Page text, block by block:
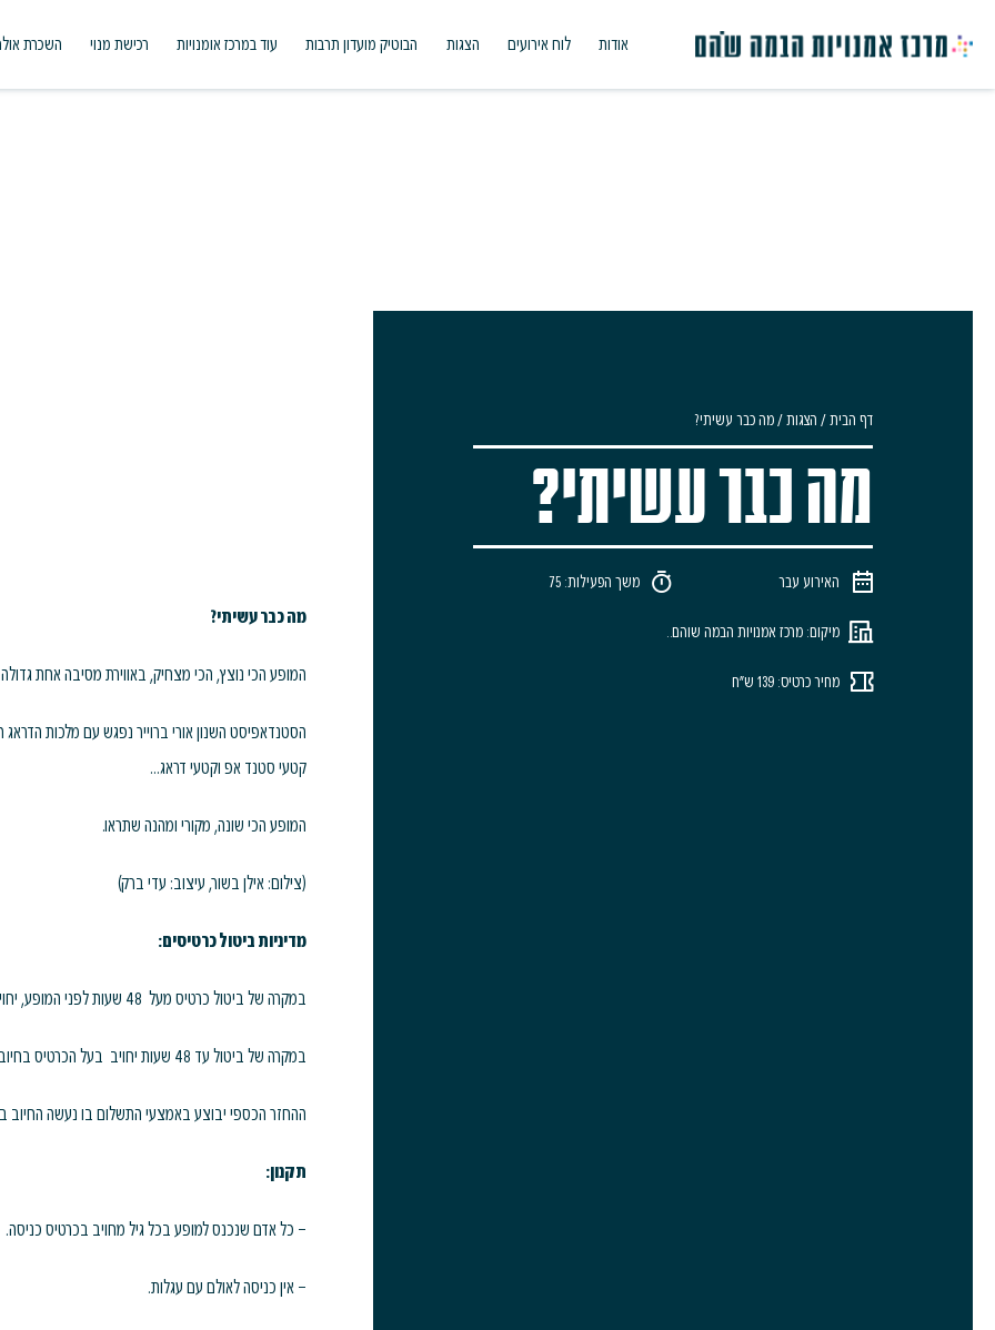
אודות לוח אירועים הצגות הבוטיק מועדון תרבות עוד במרכז אומנויות רכישת מנוי השכרת
דף הבית/הצגות/מה כבר עשיתי?
מה כבר עשיתי?
האירוע עבר משך הפעילות: 75
מיקום: מרכז אמנויות הבמה שוהם..
מחיר כרטיס: 139 ש"ח
מה כבר עשיתי?
המופע הכי נוצץ, הכי מצחיק, באווירת מסיבה אחת
הסטנדאפיסט השנון אורי ברוייר נפגש עם מלכות
קטעי סטנד אפ וקטעי דראג…
המופע הכי שונה, מקורי ומהנה שתראו.
(צילום: אילן בשור, עיצוב: עדי ברק)
מדיניות ביטול כרטיסים:
במקרה של ביטול כרטיס מעל 48 שעות לפני המופע, יחויב בעל הכרטיס בדמי ביטול בסך 5% ממחיר הכרטיס
במקרה של ביטול עד 48 שעות יחויב בעל הכרטיס בחיוב מלא
ההחזר הכספי יבוצע באמצעי התשלום בו נעשה החיוב
תקנון:
– כל אדם שנכנס למופע בכל גיל מחויב בכרטיס כניסה.
– אין כניסה לאולם עם עגלות.